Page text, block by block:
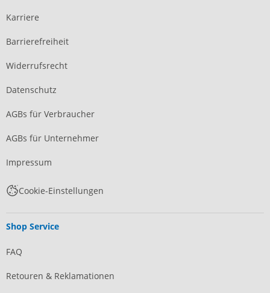
Karriere
Barrierefreiheit
Widerrufsrecht
Datenschutz
AGBs für Verbraucher
AGBs für Unternehmer
Impressum
Cookie-Einstellungen
Shop Service
FAQ
Retouren & Reklamationen